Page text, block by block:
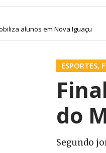
alunos em Nova Iguaçu
ESPORTES,
do
Segundo